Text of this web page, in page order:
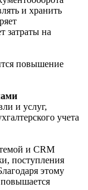
и хранить
затраты на
повышение
и услуг,
учета
и CRM
поступления
этому